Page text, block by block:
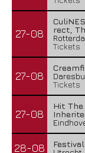
27-08
rect,
Tickets
27-08
Tickets
27-08
Hit The
28-08